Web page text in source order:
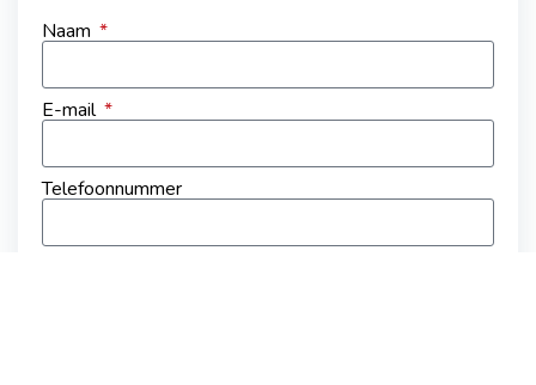
Naam
E-mail
Telefoonnummer